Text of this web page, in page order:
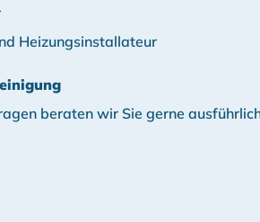
Heizungsinstallateur
beraten wir Sie gerne